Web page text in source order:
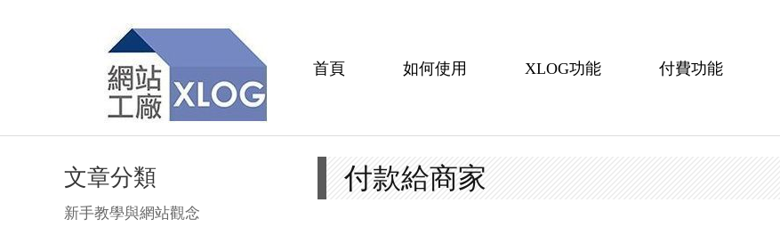
首頁 如何使用 XLOG功能 付費功能
文章分類
新手教學與網站觀念
付款給商家